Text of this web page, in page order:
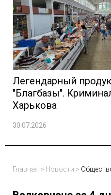
Легендарный
"Благбазы".
Харькова
30.07.2026
Главная > Новости >